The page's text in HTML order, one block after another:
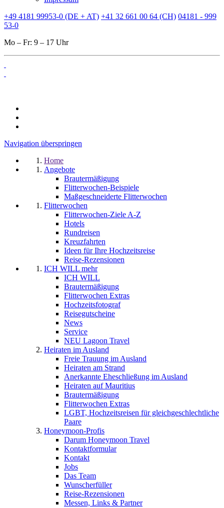
+49 4181 99953-0 (DE + AT) +41 32 661 00 64 (CH) 04181 - 999
53-0
Mo – Fr: 9 – 17 Uhr
Navigation überspringen
Home
Angebote
Brautermäßigung
Flitterwochen-Beispiele
Maßgeschneiderte Flitterwochen
Flitterwochen
Flitterwochen-Ziele A-Z
Hotels
Rundreisen
Kreuzfahrten
Ideen für Ihre Hochzeitsreise
Reise-Rezensionen
ICH WILL mehr
ICH WILL
Brautermäßigung
Flitterwochen Extras
Hochzeitsfotograf
Reisegutscheine
News
Service
NEU Lagoon Travel
Heiraten im Ausland
Freie Trauung im Ausland
Heiraten am Strand
Anerkannte Eheschließung im Ausland
Heiraten auf Mauritius
Brautermäßigung
Flitterwochen Extras
LGBT, Hochzeitsreisen für gleichgeschlechtliche
Paare
Honeymoon-Profis
Darum Honeymoon Travel
Kontaktformular
Kontakt
Jobs
Das Team
Wunscherfüller
Reise-Rezensionen
Messen, Links & Partner